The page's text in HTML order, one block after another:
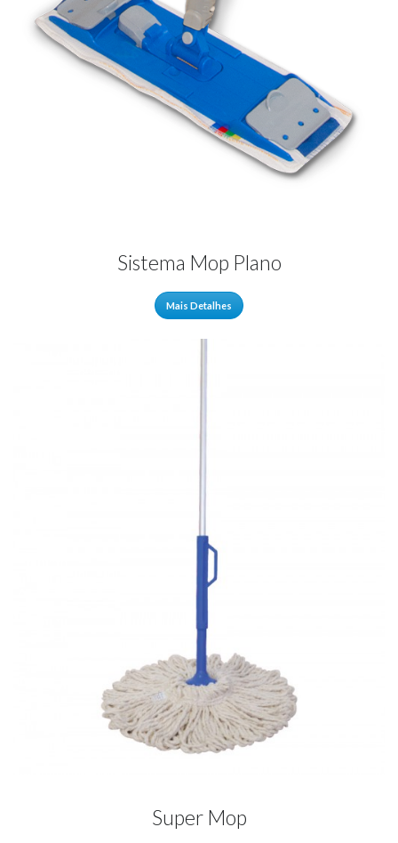
Sistema Mop Plano
Mais Detalhes
Super Mop